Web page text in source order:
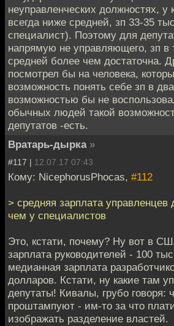
неуправленческих должностях, у
всегда ниже средней, зп 33-35
специалист). Поэтому для
напрямую не управляющего, зп в
средней более чем достаточна.
посмотрел бы на человека,
возможность понять себе зп в
возможностью бы не
обычных людей такой
депутатов -есть.
Вратарь-дырка »
#117 | 12.07.17 07:43
Кому: NicephorusPhocas, #112
> средняя зарплата
чем у специалистов
Это, кстати, почему? Ну вот в
зарплата руководителей - 100
медианная зарплата
долларов. Кстати, ну какие там
депутаты! Кивалы, грубо говоря:
проштампуют - им-то за что
изображать разделение властей.